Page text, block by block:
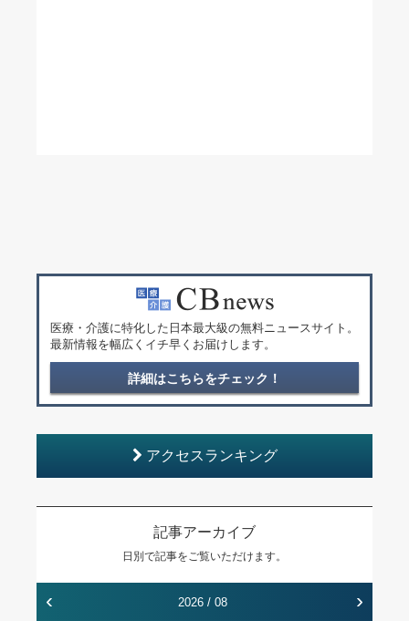
医療・介護に特化した日本最大級の無料ニュースサイト。
最新情報を幅広くイチ早くお届けします。
詳細はこちらをチェック！
アクセスランキング
記事アーカイブ
日別で記事をご覧いただけます。
‹ 2026 / 08 ›